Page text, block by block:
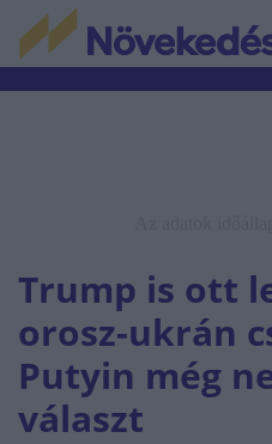
Trump is ott
orosz-ukrán
Putyin még
választ